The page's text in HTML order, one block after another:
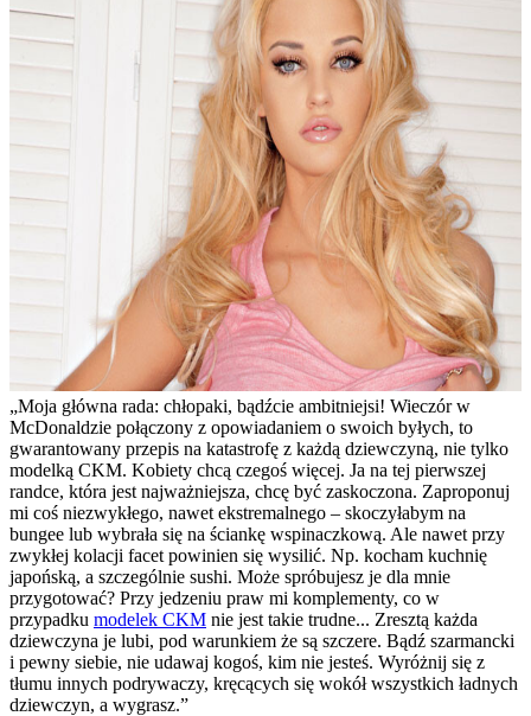
„Moja główna rada: chłopaki, bądźcie ambitniejsi! Wieczór w
McDonaldzie połączony z opowiadaniem o swoich byłych, to
gwarantowany przepis na katastrofę z każdą dziewczyną, nie tylko
modelką CKM. Kobiety chcą czegoś więcej. Ja na tej pierwszej
randce, która jest najważniejsza, chcę być zaskoczona. Zaproponuj
mi coś niezwykłego, nawet ekstremalnego – skoczyłabym na
bungee lub wybrała się na ściankę wspinaczkową. Ale nawet przy
zwykłej kolacji facet powinien się wysilić. Np. kocham kuchnię
japońską, a szczególnie sushi. Może spróbujesz je dla mnie
przygotować? Przy jedzeniu praw mi komplementy, co w
przypadku modelek CKM nie jest takie trudne... Zresztą każda
dziewczyna je lubi, pod warunkiem że są szczere. Bądź szarmancki
i pewny siebie, nie udawaj kogoś, kim nie jesteś. Wyróżnij się z
tłumu innych podrywaczy, kręcących się wokół wszystkich ładnych
dziewczyn, a wygrasz.”